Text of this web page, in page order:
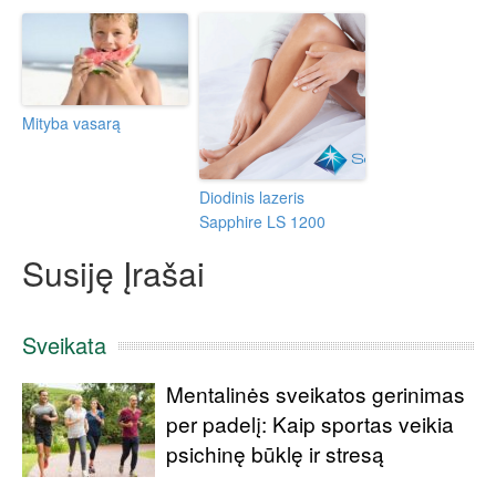
Mityba vasarą
Diodinis lazeris
Sapphire LS 1200
Susiję Įrašai
Sveikata
Mentalinės sveikatos gerinimas
per padelį: Kaip sportas veikia
psichinę būklę ir stresą